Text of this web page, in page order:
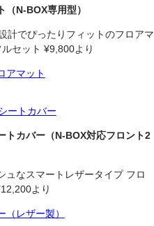
（N-BOX専用型）
計でぴったりフィットのフロアマ
セット ¥9,800より
アマット
トカバー（N-BOX対応フロント2
ュなスマートレザータイプ フロ
より
（レザー製）